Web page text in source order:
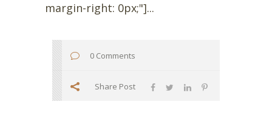
margin-right: 0px;"]...
0 Comments
Share Post